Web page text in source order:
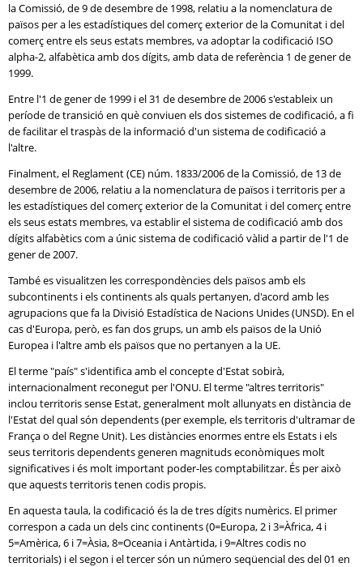
la Comissió, de 9 de desembre de 1998, relatiu a la nomenclatura de
països per a les estadístiques del comerç exterior de la Comunitat i del
comerç entre els seus estats membres, va adoptar la codificació ISO
alpha-2, alfabètica amb dos dígits, amb data de referència 1 de gener de
1999.
Entre l'1 de gener de 1999 i el 31 de desembre de 2006 s'estableix un
període de transició en què conviuen els dos sistemes de codificació, a fi
de facilitar el traspàs de la informació d'un sistema de codificació a
l'altre.
Finalment, el Reglament (CE) núm. 1833/2006 de la Comissió, de 13 de
desembre de 2006, relatiu a la nomenclatura de països i territoris per a
les estadístiques del comerç exterior de la Comunitat i del comerç entre
els seus estats membres, va establir el sistema de codificació amb dos
dígits alfabètics com a únic sistema de codificació vàlid a partir de l'1 de
gener de 2007.
També es visualitzen les correspondències dels països amb els
subcontinents i els continents als quals pertanyen, d'acord amb les
agrupacions que fa la Divisió Estadística de Nacions Unides (UNSD). En el
cas d'Europa, però, es fan dos grups, un amb els països de la Unió
Europea i l'altre amb els països que no pertanyen a la UE.
El terme "país" s'identifica amb el concepte d'Estat sobirà,
internacionalment reconegut per l'ONU. El terme "altres territoris"
inclou territoris sense Estat, generalment molt allunyats en distància de
l'Estat del qual són dependents (per exemple, els territoris d'ultramar de
França o del Regne Unit). Les distàncies enormes entre els Estats i els
seus territoris dependents generen magnituds econòmiques molt
significatives i és molt important poder-les comptabilitzar. És per això
que aquests territoris tenen codis propis.
En aquesta taula, la codificació és la de tres dígits numèrics. El primer
correspon a cada un dels cinc continents (0=Europa, 2 i 3=Àfrica, 4 i
5=Amèrica, 6 i 7=Àsia, 8=Oceania i Antàrtida, i 9=Altres codis no
territorials) i el segon i el tercer són un número seqüencial des del 01 en